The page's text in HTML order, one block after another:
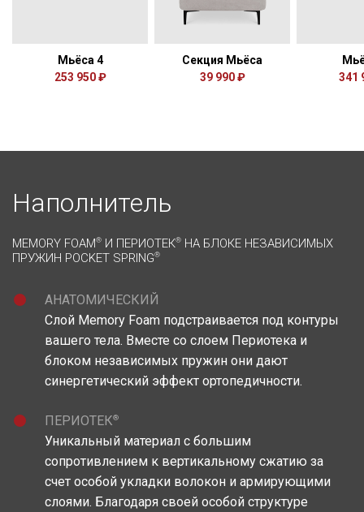
Мьёса 4
253 950 ₽
Секция Мьёса
39 990 ₽
341
Наполнитель
MEMORY FOAM® И ПЕРИОТЕК® НА БЛОКЕ НЕЗАВИСИМЫХ
ПРУЖИН POCKET SPRING®
АНАТОМИЧЕСКИЙ
Слой Memory Foam подстраивается под контуры
вашего тела. Вместе со слоем Периотека и
блоком независимых пружин они дают
синергетический эффект ортопедичности.
ПЕРИОТЕК®
Уникальный материал c большим
сопротивлением к вертикальному сжатию за
счет особой укладки волокон и армирующими
слоями. Благодаря своей особой структуре